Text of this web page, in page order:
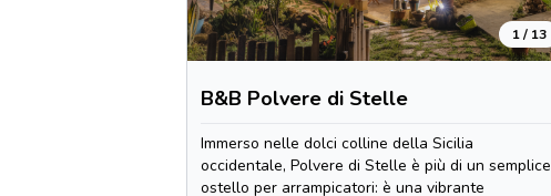
1 / 13
B&B Polvere di Stelle
Immerso nelle dolci colline della Sicilia
occidentale, Polvere di Stelle è più di un semplice
ostello per arrampicatori: è una vibrante